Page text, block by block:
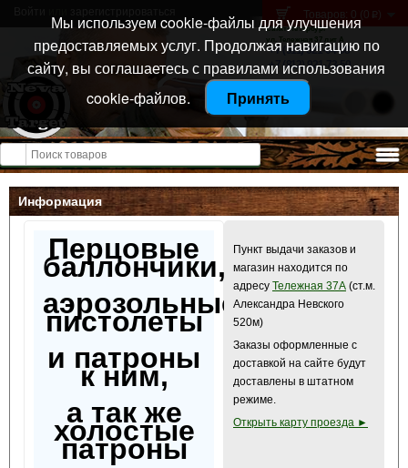
Санкт-Петербург
ул. Тележная 37 лит А
+7 (911) 021-04-08
+7 (812) 921-73-50
Товаров: 0 (0 p )
Открыть меню
Информация
Перцовые
баллончики,
аэрозольные
пистолеты
и патроны
к ним,
а так же
холостые
патроны
Пункт выдачи заказов и
магазин находится по
адресу Тележная 37А (ст.м.
Александра Невского
520м)
Заказы оформленные с
доставкой на сайте будут
доставлены в штатном
режиме.
Открыть карту проезда ►
Мы используем cookie-файлы для улучшения
предоставляемых услуг. Продолжая навигацию по
сайту, вы соглашаетесь с правилами использования
cookie-файлов.
Принять